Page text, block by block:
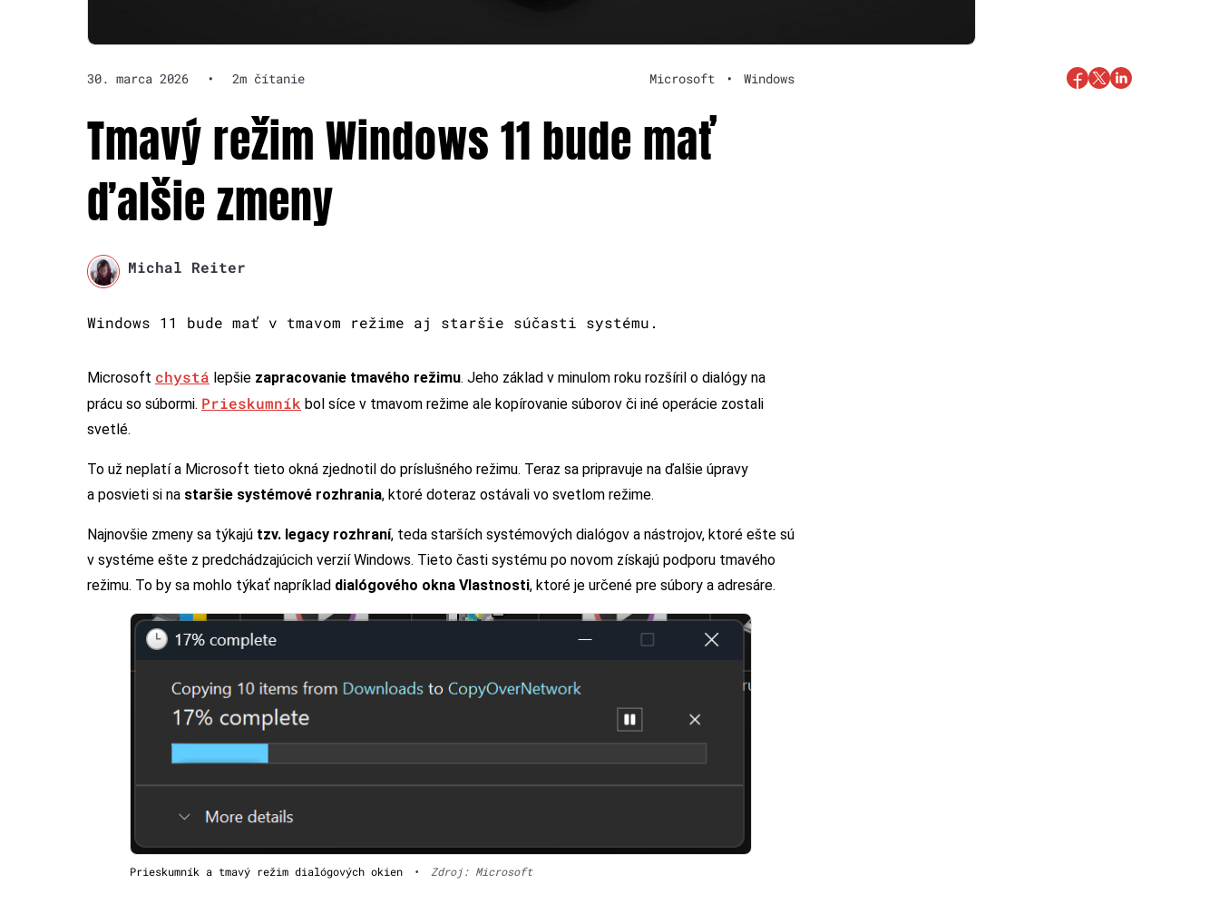
30. marca 2026 • 2m čítanie Microsoft • Windows
Tmavý režim Windows 11 bude mať
ďalšie zmeny
Michal Reiter
Windows 11 bude mať v tmavom režime aj staršie súčasti systému.
Microsoft chystá lepšie zapracovanie tmavého režimu. Jeho základ v minulom roku rozšíril o dialógy na
prácu so súbormi. Prieskumník bol síce v tmavom režime ale kopírovanie súborov či iné operácie zostali
svetlé.
To už neplatí a Microsoft tieto okná zjednotil do príslušného režimu. Teraz sa pripravuje na ďalšie úpravy
a posvieti si na staršie systémové rozhrania, ktoré doteraz ostávali vo svetlom režime.
Najnovšie zmeny sa týkajú tzv. legacy rozhraní, teda starších systémových dialógov a nástrojov, ktoré ešte sú
v systéme ešte z predchádzajúcich verzií Windows. Tieto časti systému po novom získajú podporu tmavého
režimu. To by sa mohlo týkať napríklad dialógového okna Vlastnosti, ktoré je určené pre súbory a adresáre.
Prieskumník a tmavý režim dialógových okien • Zdroj: Microsoft